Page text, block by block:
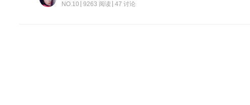
NO.10 9263 阅读 47 讨论